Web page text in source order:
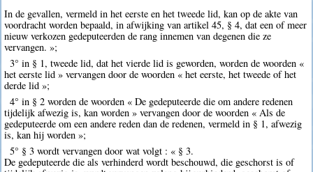
In de gevallen, vermeld in het eerste en het tweede lid, kan op de akte van
voordracht worden bepaald, in afwijking van artikel 45, § 4, dat een of meer
nieuw verkozen gedeputeerden de rang innemen van degenen die ze
vervangen. »;
3° in § 1, tweede lid, dat het vierde lid is geworden, worden de woorden «
het eerste lid » vervangen door de woorden « het eerste, het tweede of het
derde lid »;
4° in § 2 worden de woorden « De gedeputeerde die om andere redenen
tijdelijk afwezig is, kan worden » vervangen door de woorden « Als de
gedeputeerde om een andere reden dan de redenen, vermeld in § 1, afwezig
is, kan hij worden »;
5° § 3 wordt vervangen door wat volgt : « § 3.
De gedeputeerde die als verhinderd wordt beschouwd, die geschorst is of